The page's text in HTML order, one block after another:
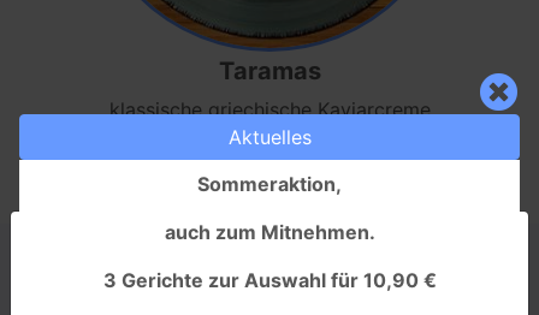
Taramas
klassische griechische Kaviarcreme
Speisekarte anzeigen
Leistungen
Um Ihnen ein besseres Nutzererlebnis zu bieten,
verwenden wir Cookies. Durch Nutzung unserer
Aktuelles
Sommeraktion,
auch zum Mitnehmen.
3 Gerichte zur Auswahl für 10,90 €